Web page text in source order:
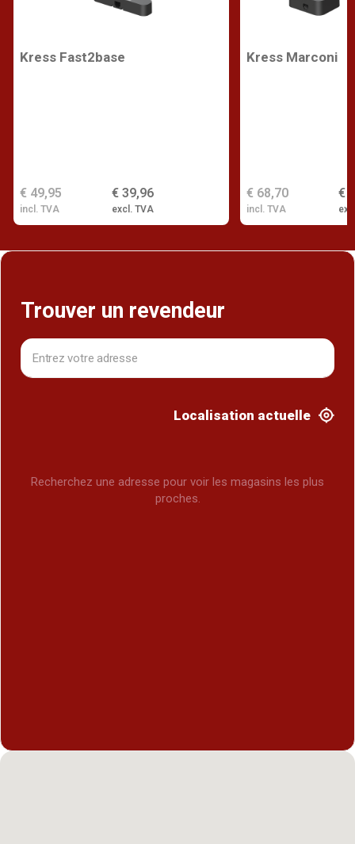
Kress Fast2base
€ 39,96
excl. TVA
€ 49,95
incl. TVA
Kress Marconi
€
€ 68,70
incl. TVA
Trouver un revendeur
Localisation actuelle
Recherchez une adresse pour voir les magasins les plus
proches.